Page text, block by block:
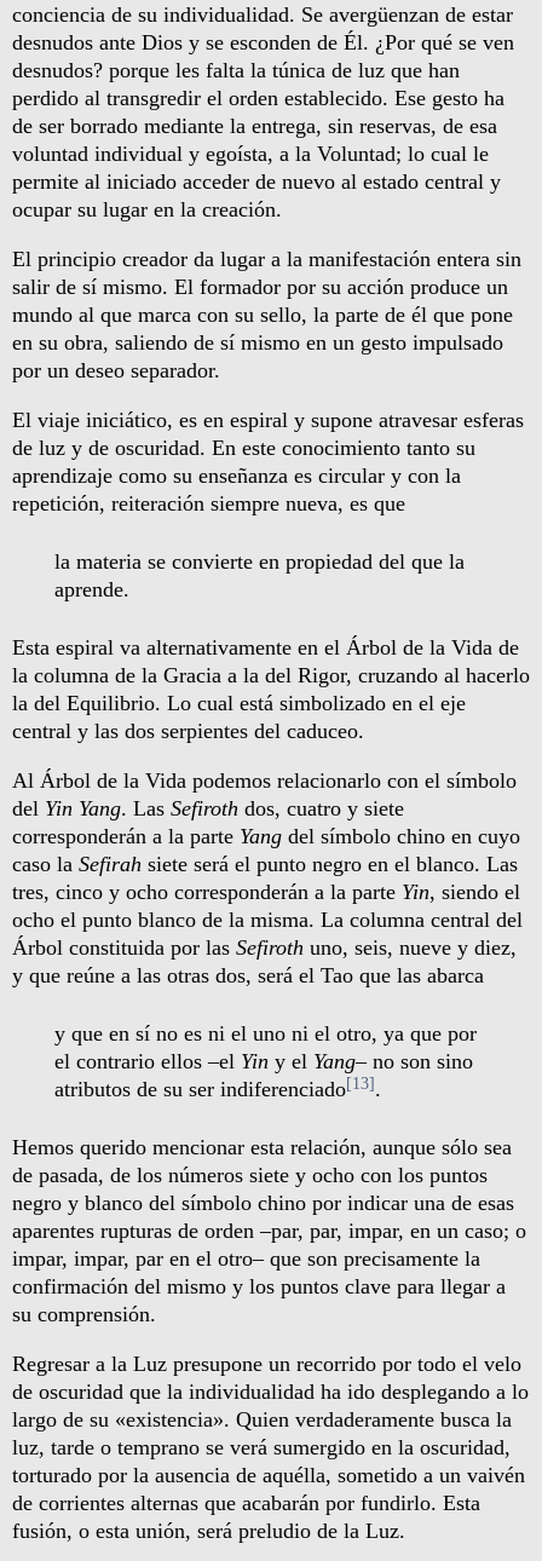
conciencia de su individualidad. Se avergüenzan de estar
desnudos ante Dios y se esconden de Él. ¿Por qué se ven
desnudos? porque les falta la túnica de luz que han
perdido al transgredir el orden establecido. Ese gesto ha
de ser borrado mediante la entrega, sin reservas, de esa
voluntad individual y egoísta, a la Voluntad; lo cual le
permite al iniciado acceder de nuevo al estado central y
ocupar su lugar en la creación.
El principio creador da lugar a la manifestación entera sin
salir de sí mismo. El formador por su acción produce un
mundo al que marca con su sello, la parte de él que pone
en su obra, saliendo de sí mismo en un gesto impulsado
por un deseo separador.
El viaje iniciático, es en espiral y supone atravesar esferas
de luz y de oscuridad. En este conocimiento tanto su
aprendizaje como su enseñanza es circular y con la
repetición, reiteración siempre nueva, es que
la materia se convierte en propiedad del que la
aprende.
Esta espiral va alternativamente en el Árbol de la Vida de
la columna de la Gracia a la del Rigor, cruzando al hacerlo
la del Equilibrio. Lo cual está simbolizado en el eje
central y las dos serpientes del caduceo.
Al Árbol de la Vida podemos relacionarlo con el símbolo
del Yin Yang. Las Sefiroth dos, cuatro y siete
corresponderán a la parte Yang del símbolo chino en cuyo
caso la Sefirah siete será el punto negro en el blanco. Las
tres, cinco y ocho corresponderán a la parte Yin, siendo el
ocho el punto blanco de la misma. La columna central del
Árbol constituida por las Sefiroth uno, seis, nueve y diez,
y que reúne a las otras dos, será el Tao que las abarca
y que en sí no es ni el uno ni el otro, ya que por
el contrario ellos –el Yin y el Yang– no son sino
atributos de su ser indiferenciado[13].
Hemos querido mencionar esta relación, aunque sólo sea
de pasada, de los números siete y ocho con los puntos
negro y blanco del símbolo chino por indicar una de esas
aparentes rupturas de orden –par, par, impar, en un caso; o
impar, impar, par en el otro– que son precisamente la
confirmación del mismo y los puntos clave para llegar a
su comprensión.
Regresar a la Luz presupone un recorrido por todo el velo
de oscuridad que la individualidad ha ido desplegando a lo
largo de su «existencia». Quien verdaderamente busca la
luz, tarde o temprano se verá sumergido en la oscuridad,
torturado por la ausencia de aquélla, sometido a un vaivén
de corrientes alternas que acabarán por fundirlo. Esta
fusión, o esta unión, será preludio de la Luz.